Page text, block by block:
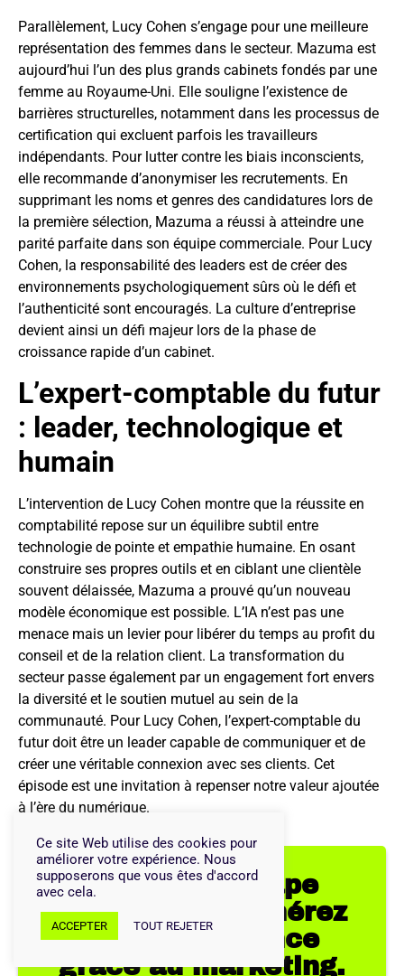
Parallèlement, Lucy Cohen s’engage pour une meilleure
représentation des femmes dans le secteur. Mazuma est
aujourd’hui l’un des plus grands cabinets fondés par une
femme au Royaume-Uni. Elle souligne l’existence de
barrières structurelles, notamment dans les processus de
certification qui excluent parfois les travailleurs
indépendants. Pour lutter contre les biais inconscients,
elle recommande d’anonymiser les recrutements. En
supprimant les noms et genres des candidatures lors de
la première sélection, Mazuma a réussi à atteindre une
parité parfaite dans son équipe commerciale. Pour Lucy
Cohen, la responsabilité des leaders est de créer des
environnements psychologiquement sûrs où le défi et
l’authenticité sont encouragés. La culture d’entreprise
devient ainsi un défi majeur lors de la phase de
croissance rapide d’un cabinet.
L’expert-comptable du futur
: leader, technologique et
humain
L’intervention de Lucy Cohen montre que la réussite en
comptabilité repose sur un équilibre subtil entre
technologie de pointe et empathie humaine. En osant
construire ses propres outils et en ciblant une clientèle
souvent délaissée, Mazuma a prouvé qu’un nouveau
modèle économique est possible. L’IA n’est pas une
menace mais un levier pour libérer du temps au profit du
conseil et de la relation client. La transformation du
secteur passe également par un engagement fort envers
la diversité et le soutien mutuel au sein de la
communauté. Pour Lucy Cohen, l’expert-comptable du
futur doit être un leader capable de communiquer et de
créer une véritable connexion avec ses clients. Cet
épisode est une invitation à repenser notre valeur ajoutée
à l’ère du numérique.
Passez à l'étape
supérieure : générez
de la croissance
grâce au marketing.
Ce site Web utilise des cookies pour
améliorer votre expérience. Nous
supposerons que vous êtes d'accord
avec cela.
ACCEPTER TOUT REJETER